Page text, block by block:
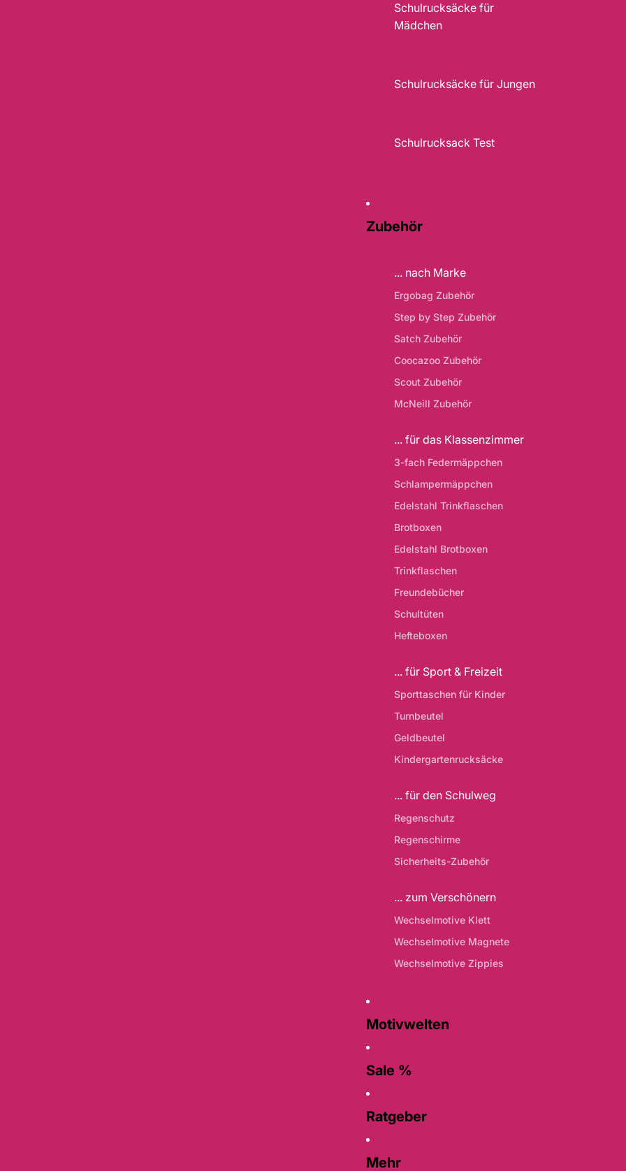
Schulrucksäcke für
Mädchen
Schulrucksäcke für Jungen
Schulrucksack Test
Zubehör
... nach Marke
Ergobag Zubehör
Step by Step Zubehör
Satch Zubehör
Coocazoo Zubehör
Scout Zubehör
McNeill Zubehör
... für das Klassenzimmer
3-fach Federmäppchen
Schlampermäppchen
Edelstahl Trinkflaschen
Brotboxen
Edelstahl Brotboxen
Trinkflaschen
Freundebücher
Schultüten
Hefteboxen
... für Sport & Freizeit
Sporttaschen für Kinder
Turnbeutel
Geldbeutel
Kindergartenrucksäcke
... für den Schulweg
Regenschutz
Regenschirme
Sicherheits-Zubehör
... zum Verschönern
Wechselmotive Klett
Wechselmotive Magnete
Wechselmotive Zippies
Motivwelten
Sale %
Ratgeber
Mehr